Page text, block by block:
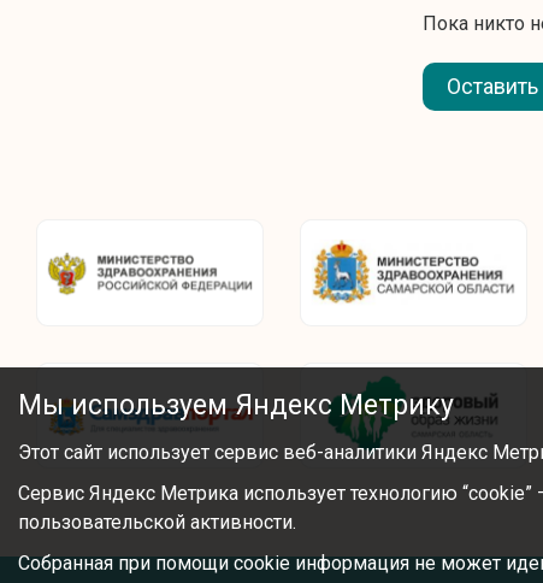
Пока никто
Мы используем Яндекс Метрику
Этот сайт использует сервис веб-аналитики Яндекс
Сервис Яндекс Метрика использует технологию
пользовательской активности.
Собранная при помощи cookie информация не может